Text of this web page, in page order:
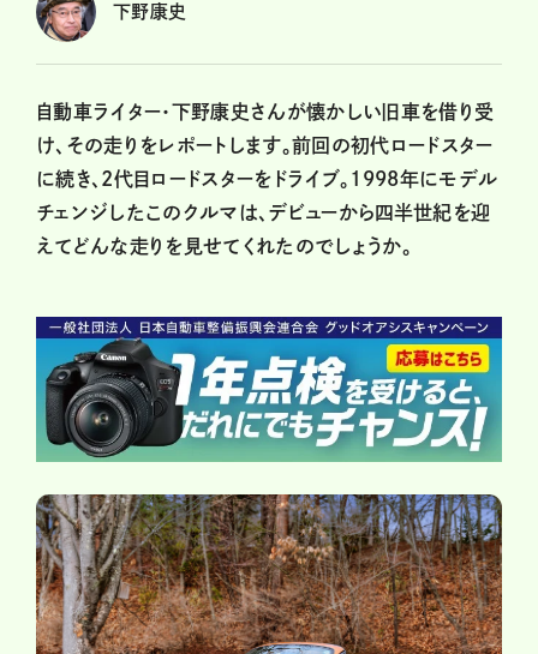
下野康史
自動車ライター・下野康史さんが懐かしい旧車を借り受
け、その走りをレポートします。前回の初代ロードスター
に続き、2代目ロードスターをドライブ。1998年にモデル
チェンジしたこのクルマは、デビューから四半世紀を迎
えてどんな走りを見せてくれたのでしょうか。